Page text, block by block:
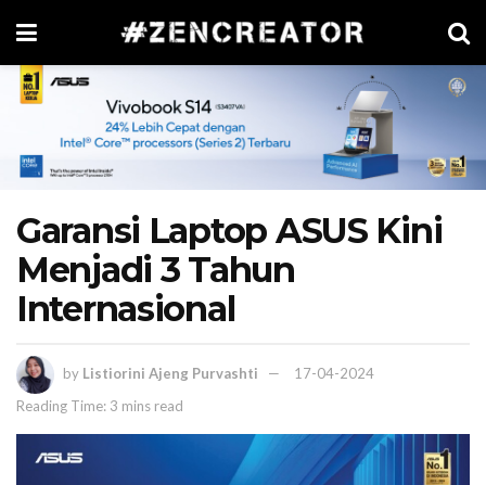
Garansi Laptop ASUS Kini
Menjadi 3 Tahun
Internasional
by Listiorini Ajeng Purvashti
17-04-2024
Reading Time: 3 mins read